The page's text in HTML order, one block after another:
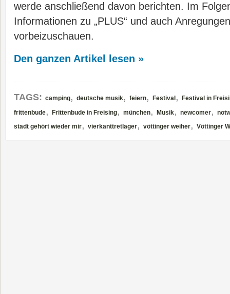
werde anschließend davon berichten. Im
Informationen zu „PLUS“ und auch
vorbeizuschauen.
Den ganzen Artikel lesen »
TAGS: camping, deutsche musik, feiern, Festival ,
Festival in
frittenbude, Frittenbude in Freising, münchen, Musik, newcomer,
stadt gehört wieder mir, vierkanttretlager, vöttinger weiher, Vöttinger